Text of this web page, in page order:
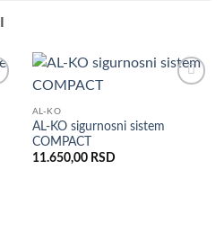
AL-KO
AL-KO sigurnosni sistem
COMPACT
11.650,00 RSD